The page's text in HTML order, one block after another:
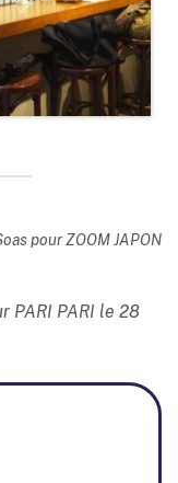
pour ZOOM JAPON
PARI PARI le 28